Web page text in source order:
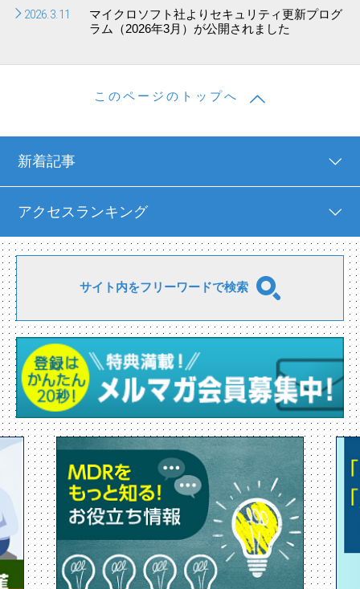
2026.3.11
マイクロソフト社よりセキュリティ更新プログ
ラム（2026年3月）が公開されました
このページのトップへ
新着記事
アクセスランキング
サイト内をフリーワードで検索